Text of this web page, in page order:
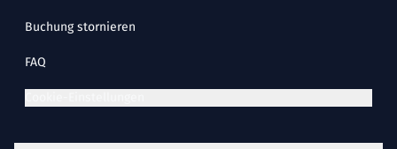
Buchung stornieren
FAQ